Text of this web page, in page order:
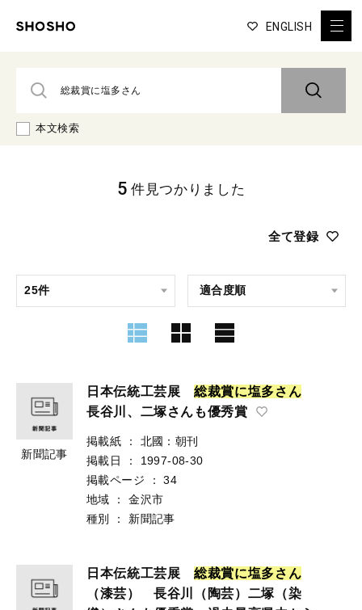
ENGLISH
本文検索
全て登録
5 件見つかりました
新聞記事
日本伝統工芸展総裁賞に塩多さ ん
長谷川、二塚さんも優秀賞
掲載紙 ：
北國：朝刊
掲載日
：
1997-08-30
掲載ページ
：
34
地域
：
金沢市
種別
： 新聞記事
日本伝統工芸展総裁賞に塩多さ ん
（漆芸） 長谷川（陶芸）二塚（染